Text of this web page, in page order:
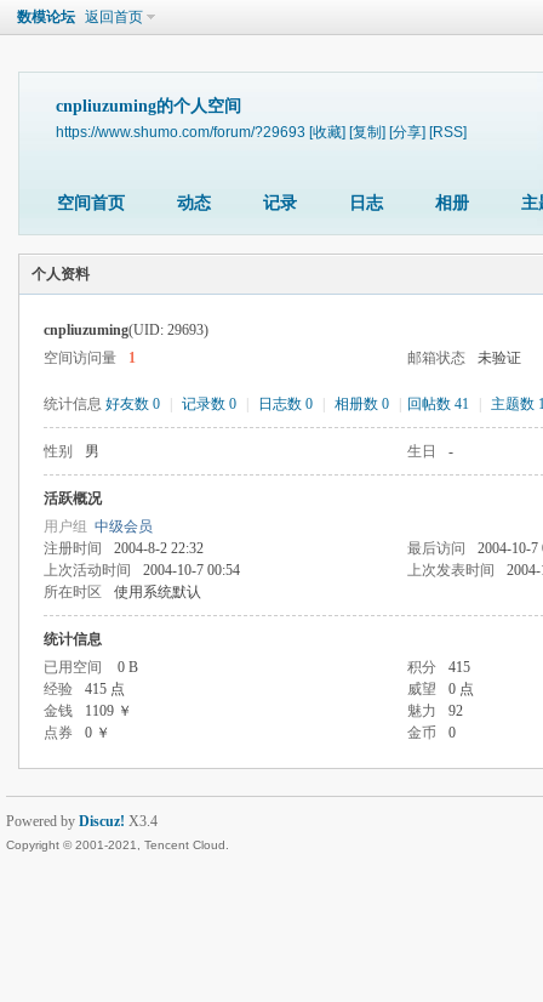
数模论坛 返回首页
cnpliuzuming的个人空间
https://www.shumo.com/forum/?29693 [收藏] [复制] [分享] [RSS]
空间首页 动态 记录 日志 相册 主
个人资料
cnpliuzuming(UID: 29693)
空间访问量
1 邮箱状态 未验证
统计信息 好友数 0 记录数 0 日志数 0 相册数 0 回帖数 41 主题数
性别 男 生日 -
活跃概况
用户组 中级会员
注册时间
2004-8-2 22:32 最后访问
2004-10-7
上次活动时间
2004-10-7 00:54 上次发表时间
所在时区
使用系统默认
统计信息
已用空间
0 B 积分
415
经验
415 点 威望
0 点
金钱
1109 ￥ 魅力
92
点券
0 ￥ 金币 0
Powered by Discuz! X3.4
Copyright © 2001-2021, Tencent Cloud.